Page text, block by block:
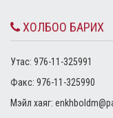
ХОЛБОО БАРИХ
Утас: 976-11-325991
Факс: 976-11-325990
Mэйл хаяг: